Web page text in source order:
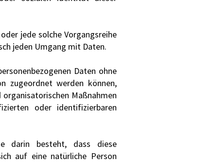
jede solche Vorgangsreihe
jeden Umgang mit Daten.
Daten ohne
zugeordnet werden können,
Maßnahmen
oder identifizierbaren
darin besteht, dass diese
auf eine natürliche Person